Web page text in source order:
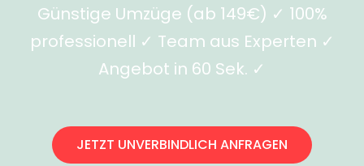
Günstige Umzüge (ab 149€) ✓ 100%
professionell ✓ Team aus Experten ✓
Angebot in 60 Sek. ✓
JETZT UNVERBINDLICH ANFRAGEN